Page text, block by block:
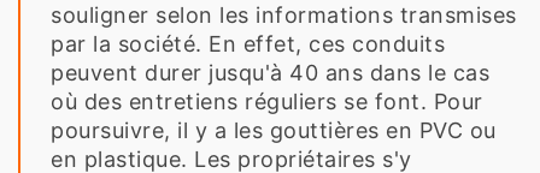
souligner selon les informations transmises
par la société. En effet, ces conduits
peuvent durer jusqu'à 40 ans dans le cas
où des entretiens réguliers se font. Pour
poursuivre, il y a les gouttières en PVC ou
en plastique. Les propriétaires s'y